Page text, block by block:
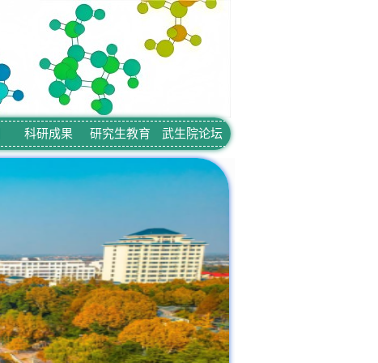
科研成果 研究生教育 武生院论坛